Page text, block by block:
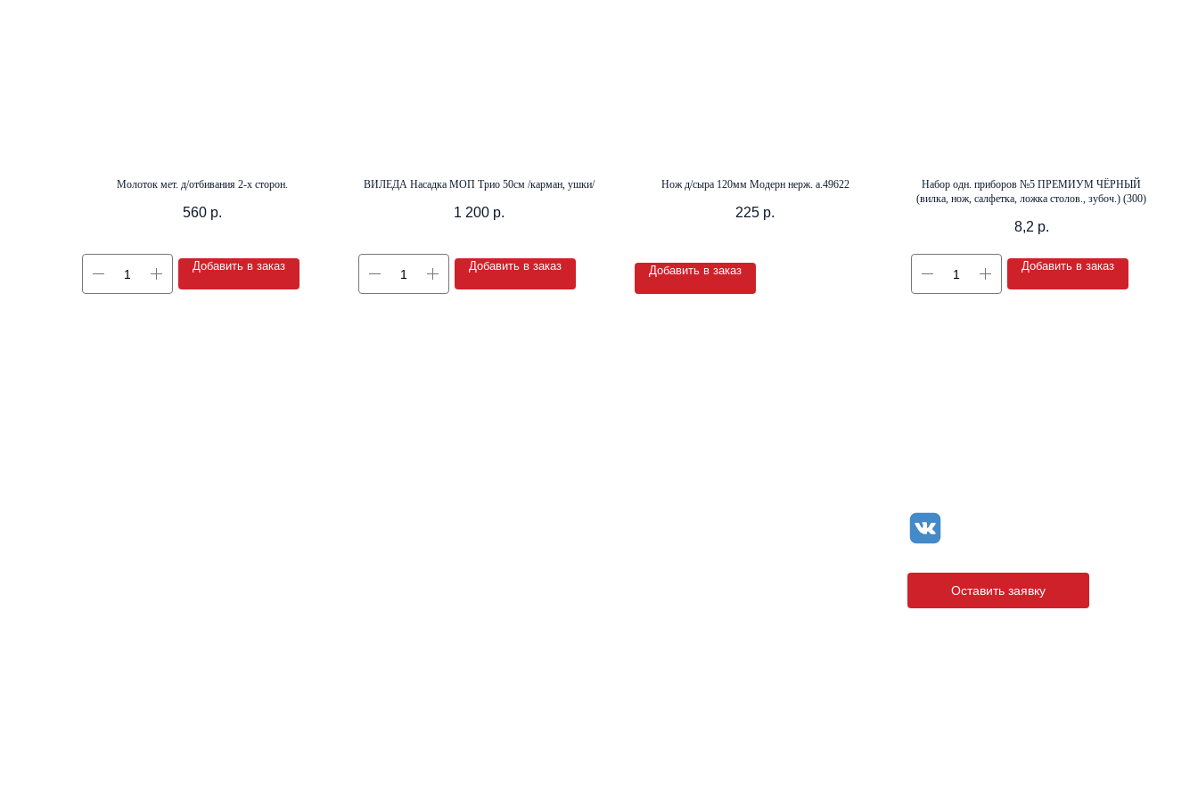
Молоток мет. д/отбивания 2-х сторон.
560 р.
Добавить в заказ
ВИЛЕДА Насадка МОП Трио 50см /карман, ушки/
1 200 р.
Добавить в заказ
Нож д/сыра 120мм Модерн нерж. а.49622
225 р.
Добавить в заказ
Набор одн. приборов №5 ПРЕМИУМ ЧЁРНЫЙ
(вилка, нож, салфетка, ложка столов., зубоч.) (300)
8,2 р.
Добавить в заказ
Оставить заявку